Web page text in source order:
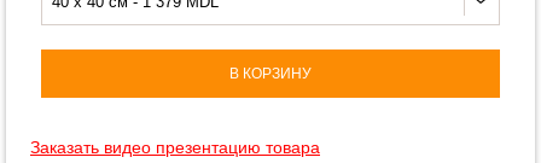
В КОРЗИНУ
Заказать видео презентацию товара